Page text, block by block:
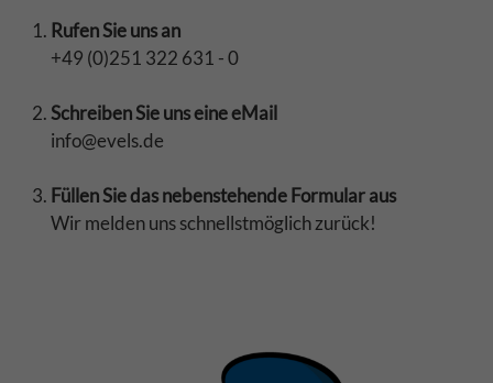
Rufen Sie uns an
+49 (0)251 322 631 - 0
Schreiben Sie uns eine eMail
info@evels.de
Füllen Sie das nebenstehende Formular aus
Wir melden uns schnellstmöglich zurück!